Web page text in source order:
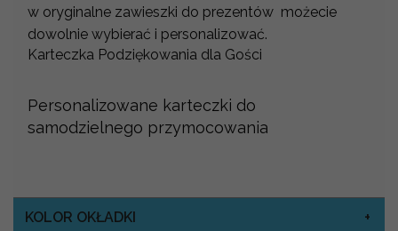
w oryginalne zawieszki do prezentów możecie
dowolnie wybierać i personalizować.
Karteczka Podziękowania dla Gości
Personalizowane karteczki do
samodzielnego przymocowania
KOLOR OKŁADKI